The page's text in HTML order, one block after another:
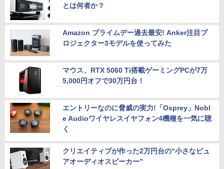
とは何者か？
Amazon プライムデー過去最安! Anker注目プ
ロジェクター3モデルを使ってみた
マウス、RTX 5060 Ti搭載ゲーミングPCが7万
5,000円オフで30万円台！
エントリーなのに脅威の実力!「Osprey」Nobl
e Audioワイヤレスイヤフォン4機種を一気に聴
く
クリエイティブが作った2万円台の“小さなピュ
アオーディオスピーカー”